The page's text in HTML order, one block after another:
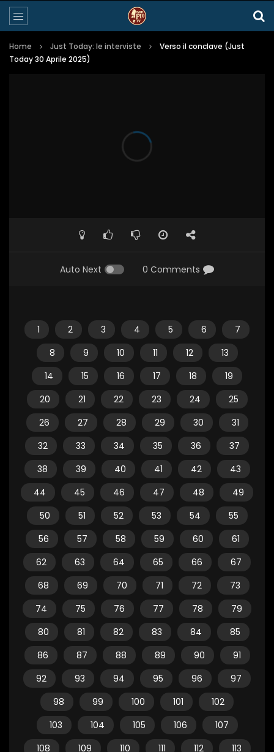
Home Just Today: le interviste
Verso il conclave (Just
Today 30 Aprile 2025)
Auto Next 0 Comments
1 2 3 4 5 6
7
8
9 10 11 12
13
14
15 16 17 18
19
20
21 22 23 24
25
26
27 28 29 30
31
32
33 34 35 36
37
38
39 40 41 42
43
44
45 46 47 48
49
50
51 52 53 54
55
56
57 58 59 60
61
62
63 64 65 66
67
68
69 70 71 72
73
74
75 76 77 78
79
80
81 82 83 84
85
86
87 88 89 90
91
92
93 94 95 96
97
98
99 100 101
102
103
104 105 106
107
108
109 110 111 112
113